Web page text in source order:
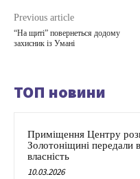
Previous article
“На щиті” повернеться додому
захисник із Умані
ТОП новини
Приміщення Центру
Золотоніщині передали
власність
10.03.2026